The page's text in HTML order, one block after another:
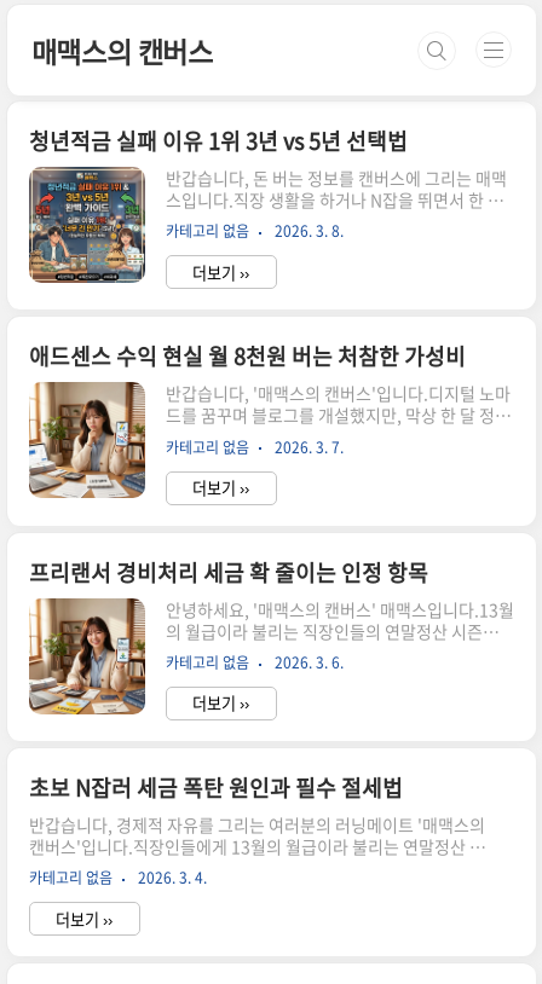
매맥스의 캔버스
청년적금 실패 이유 1위 3년 vs 5년 선택법
반갑습니다, 돈 버는 정보를 캔버스에 그리는 매맥
스입니다.직장 생활을 하거나 N잡을 뛰면서 한 푼
이라도 더 모으려는 여러분,혹시 야심 차게 가입했
던 적금을 만기 전에 깨본 경험 있으신가요?통계를
보면 청년 재테크 상품의 중도 해지율이 생각보다
훨씬 높다는 사실에 놀라게 됩니다.오늘은 많은 분
실적으로 짚어드리려 합니다.은행 창구 직원이 추
천한다고 무작정 가입했다가 후회하지 마시고,오
늘 이 글을 통해 청년적금 실패 이유 1위 3년 vs 5
년 선택법을 완벽하게 마스터하시길 바랍니다.청
년도약계좌 5년의 함정 vs 청년미래적금 3년의 기
회1. 중도 해지율이 폭발하는 진짜 이유: 유동성 부
족많은 청년이 청년적금 ..
카테고리 없음 2026. 3. 8.
더보기 ››
애드센스 수익 현실 월 8천원 버는 처참한 가성비
반갑습니다, '매맥스의 캔버스'입니다.디지털 노마
드를 꿈꾸며 블로그를 개설했지만, 막상 한 달 정산
결과를 보고 한숨부터 나온 경험 다들 있으시죠?오
늘은 뜬구름 잡는 희망 고문 대신, 뼈를 때리는 애드
센스 수익 현실에 대해 이야기해보려 합니다.직장
다니며 잠 줄여가며 글 썼는데 통장에 찍힌 금액이
성비에 블로그를 접어야 하나 고민하는 분들이 태
반일 겁니다.하지만 이 '8천 원의 구간'이 무엇을 의
미하는지 그리고 어떻게 이 구간을 탈출해 진짜 돈
이 되는 구조로 넘어가야 하는지,제 경험과 데이터
를 바탕으로 적나라하게 풀어보겠습니다.1. 왜 우
리는 월 8천 원의 늪에 빠지는가?노력 대비 처참한
가성비, 데이터가 ..
카테고리 없음 2026. 3. 7.
더보기 ››
프리랜서 경비처리 세금 확 줄이는 인정 항목
안녕하세요, '매맥스의 캔버스' 매맥스입니다.13월
의 월급이라 불리는 직장인들의 연말정산 시즌이
지나갔습니다.하지만 우리 같은 프리랜서나 N잡러
들에게는 이제부터가 진짜 시작입니다.혹시 5월 종
합소득세 신고 기간만 되면 "번 돈도 없는데 왜 세
금을 더 내라고 하지?"라며 당황하신 적 없으신가
폭탄에 밤잠을 설쳤던 기억이 납니다.그때 뼈저리
게 느꼈던 건, 프리랜서 경비처리는 5월에 닥쳐서
하는 게 아니라지금인 3월부터 미리미리 챙겨야 한
다는 사실이었습니다.오늘은 제가 직접 겪으며 터
득한, 합법적으로 세금 확 줄이는 인정 항목들을 꼼
꼼하게 정리해 드리려 합니다.이 글을 끝까지 읽으
카테고리 없음 2026. 3. 6.
더보기 ››
초보 N잡러 세금 폭탄 원인과 필수 절세법
반갑습니다, 경제적 자유를 그리는 여러분의 러닝메이트 '매맥스의
캔버스'입니다.직장인들에게 13월의 월급이라 불리는 연말정산 시
즌이 끝났다고 안심하고 계신가요?하지만 회사 월급 외에 부수입을
창출하고 있는 우리 같은 초보 N잡러들에게는 진짜 위기이자 기회
인 '5월 종합소득세 신고'가 기다리고 있습니다.저도 처음 부업을
시작했을 때, 단순히 통장에 찍히는 돈만 좋아하다가 5월에 예상치
카테고리 없음 2026. 3. 4.
더보기 ››